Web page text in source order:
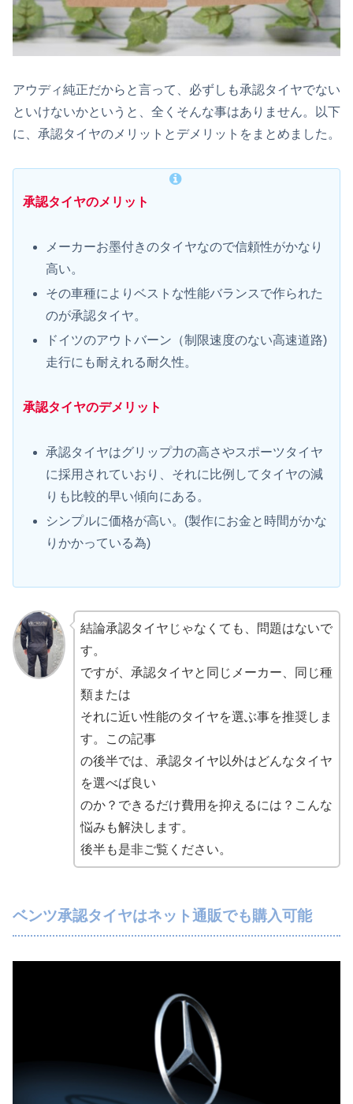
アウディ純正だからと言って、必ずしも承認タイヤでない
といけないかというと、全くそんな事はありません。以下
に、承認タイヤのメリットとデメリットをまとめました。
承認タイヤのメリット
メーカーお墨付きのタイヤなので信頼性がかなり
高い。
その車種によりベストな性能バランスで作られた
のが承認タイヤ。
ドイツのアウトバーン（制限速度のない高速道路)
走行にも耐えれる耐久性。
承認タイヤのデメリット
承認タイヤはグリップ力の高さやスポーツタイヤ
に採用されていおり、それに比例してタイヤの減
りも比較的早い傾向にある。
シンプルに価格が高い。(製作にお金と時間がかな
りかかっている為)
結論承認タイヤじゃなくても、問題はないで
す。
ですが、承認タイヤと同じメーカー、同じ種
類または
それに近い性能のタイヤを選ぶ事を推奨しま
す。この記事
の後半では、承認タイヤ以外はどんなタイヤ
を選べば良い
のか？できるだけ費用を抑えるには？こんな
悩みも解決します。
後半も是非ご覧ください。
ベンツ承認タイヤはネット通販でも購入可能